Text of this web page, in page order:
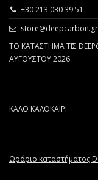
+30 213 030 39 51
store@deepcarbon.gr
ΤΟ ΚΑΤΑΣΤΗΜΑ ΤΙΣ
ΑΥΓΟΥΣΤΟΥ 2026
ΚΑΛΟ ΚΑΛΟΚΑΙΡΙ
Ωράριο καταστήματος